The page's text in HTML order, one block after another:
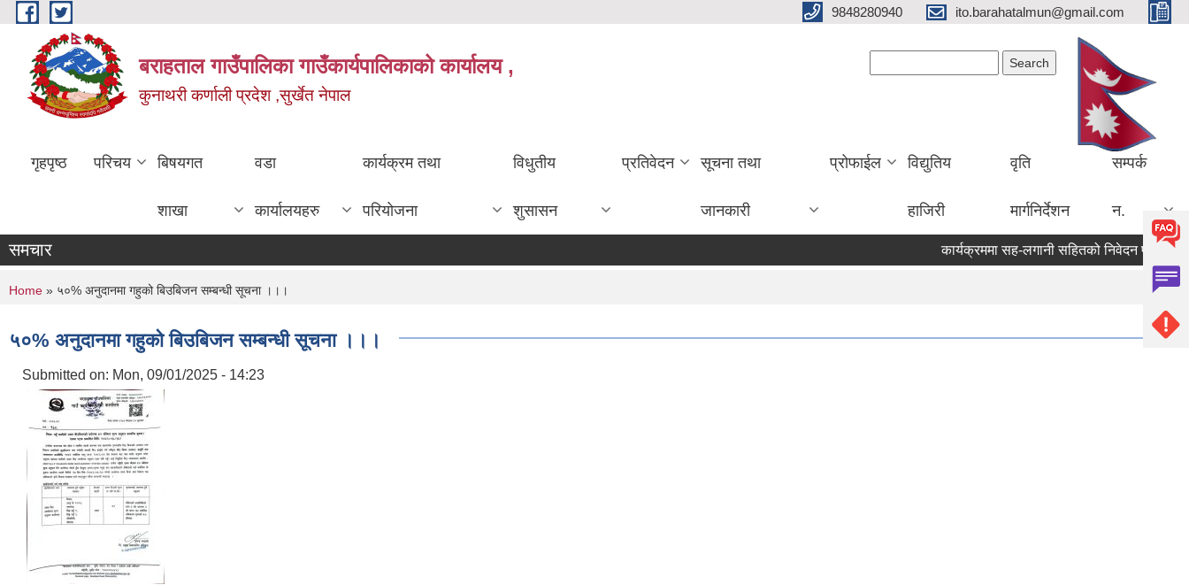
Skip to main content 9848280940 ito.barahatalmun@gmail.com
बराहताल गाउँपालिका गाउँकार्यपालिकाको कार्यालय ,
कुनाथरी कर्णाली प्रदेश ,सुर्खेत नेपाल
गृहपृष्ठ परिचय बिषयगत
शाखा
वडा
कार्यालयहरु
कार्यक्रम तथा
परियोजना
विधुतीय
शुसासन
प्रतिवेदन सूचना तथा
जानकारी
प्रोफाईल विद्युतिय
हाजिरी
वृति
मार्गनिर्देशन
सम्पर्क
न.
समचार कार्यक्रममा सह-लगानी सहितको निवेदन पेश गर्ने
You are here
Home » ५०% अनुदानमा गहुको बिउबिजन सम्बन्धी सूचना ।।।
५०% अनुदानमा गहुको बिउबिजन सम्बन्धी सूचना ।।।
Submitted on: Mon, 09/01/2025 - 14:23